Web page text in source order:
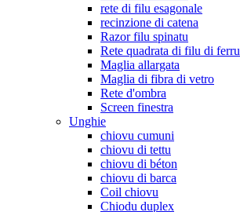
rete di filu esagonale
recinzione di catena
Razor filu spinatu
Rete quadrata di filu di ferru
Maglia allargata
Maglia di fibra di vetro
Rete d'ombra
Screen finestra
Unghie
chiovu cumuni
chiovu di tettu
chiovu di béton
chiovu di barca
Coil chiovu
Chiodu duplex